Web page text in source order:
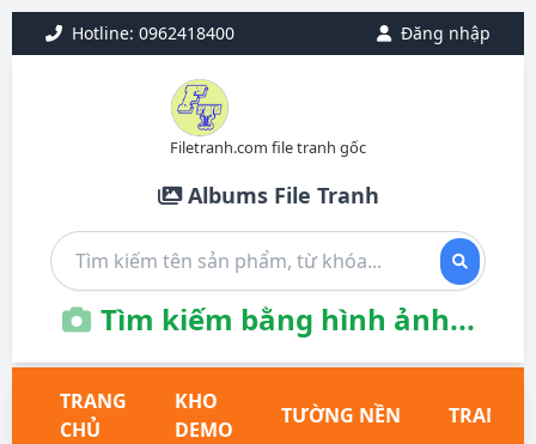
Hotline: 0962418400 Đăng nhập
Filetranh.com file tranh gốc
Albums File Tranh
Tìm kiếm bằng hình ảnh...
TRANG
CHỦ
KHO
DEMO
TƯỜNG NỀN TRANH